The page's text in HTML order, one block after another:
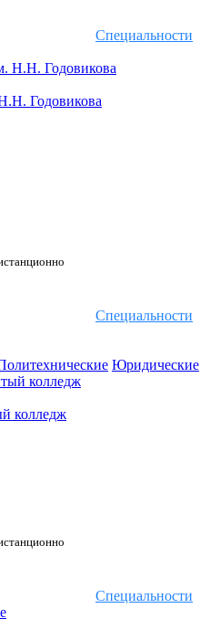
Специальности
Годовикова
Специальности
Юридические
колледж
Специальности